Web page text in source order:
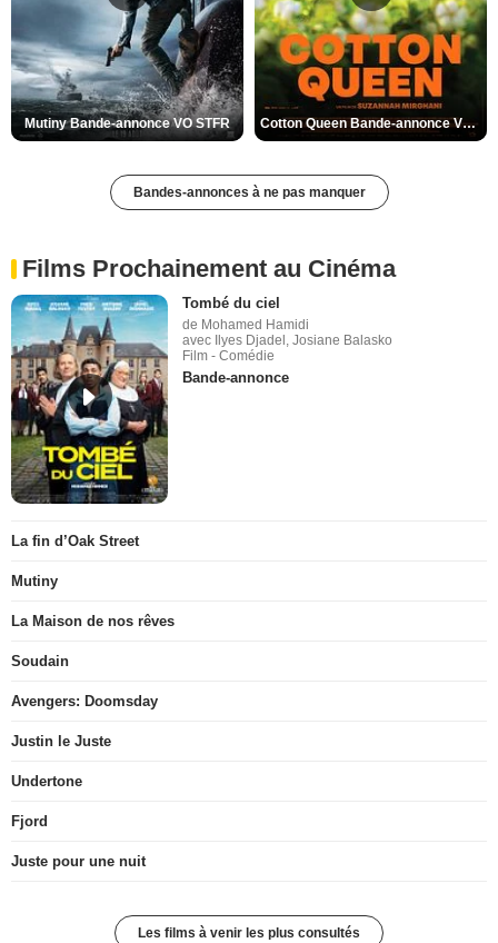
Mutiny Bande-annonce VO STFR Cotton Queen Bande-annonce VO STFR
Bandes-annonces à ne pas manquer
Films Prochainement au Cinéma
Tombé du ciel
de Mohamed Hamidi
avec Ilyes Djadel, Josiane Balasko
Film - Comédie
Bande-annonce
La fin d’Oak Street
Mutiny
La Maison de nos rêves
Soudain
Avengers: Doomsday
Justin le Juste
Undertone
Fjord
Juste pour une nuit
Les films à venir les plus consultés